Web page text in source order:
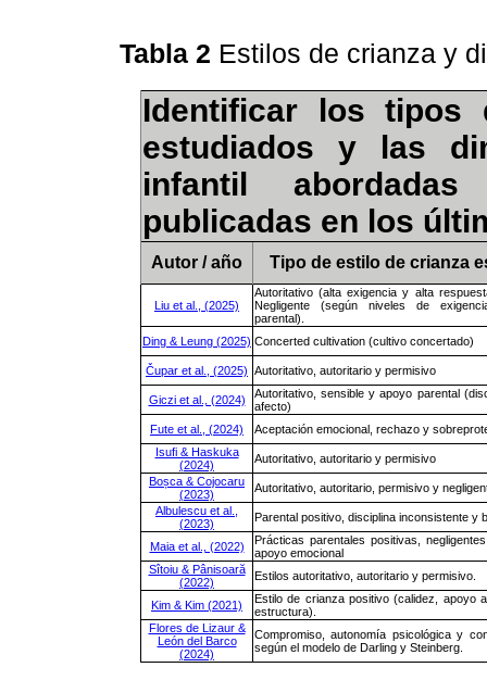
Tabla 2 Estilos de crianza y
Identificar los tipos
estudiados y las
infantil
publicadas en los
Autor / año Tipo de estilo de crianza
Liu et al., (2025)
Autoritativo (alta exigencia y alta
Negligente (según niveles de
parental).
Ding & Leung (2025) Concerted cultivation (cultivo concertado)
Čupar et al., (2025) Autoritativo, autoritario y permisivo
Giczi et al., (2024)
Autoritativo, sensible y apoyo parental
afecto)
Fute et al., (2024)
Aceptación emocional, rechazo y
Isufi & Haskuka
(2024)
Autoritativo, autoritario y permisivo
Boșca & Cojocaru
(2023)
Autoritativo, autoritario, permisivo y
Albulescu et al.,
(2023)
Parental positivo, disciplina inconsistente y
Maia et al., (2022)
Prácticas parentales positivas,
apoyo emocional
Sîtoiu & Pânisoară
(2022)
Estilos autoritativo, autoritario y permisivo.
Kim & Kim (2021)
Estilo de crianza positivo (calidez, apoyo
estructura).
Flores de Lizaur &
León del Barco
(2024)
Compromiso, autonomía psicológica y
según el modelo de Darling y Steinberg.